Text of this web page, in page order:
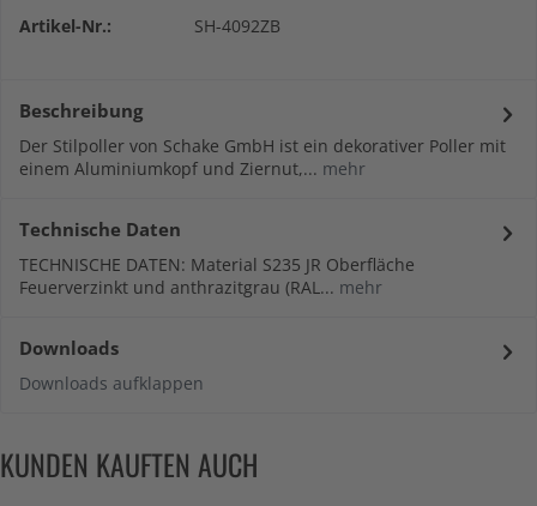
Artikel-Nr.: SH-4092ZB
Beschreibung
Der Stilpoller von Schake GmbH ist ein dekorativer Poller mit
einem Aluminiumkopf und Ziernut,... mehr
Technische Daten
TECHNISCHE DATEN: Material S235 JR Oberfläche
Feuerverzinkt und anthrazitgrau (RAL... mehr
Downloads
Downloads aufklappen
KUNDEN KAUFTEN AUCH